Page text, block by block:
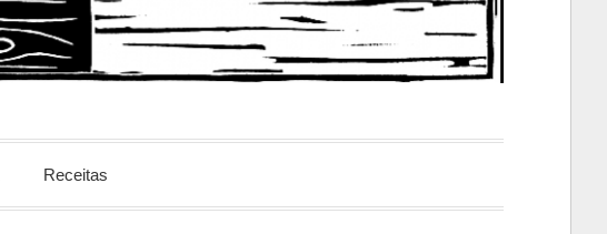
Receitas